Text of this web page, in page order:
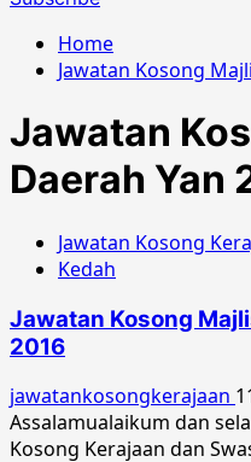
Home
Jawatan Kosong
Jawatan
Daerah Yan
Jawatan Kosong
Kedah
Jawatan Kosong
2016
jawatankosongkerajaan
Assalamualaikum dan
Kosong Kerajaan dan